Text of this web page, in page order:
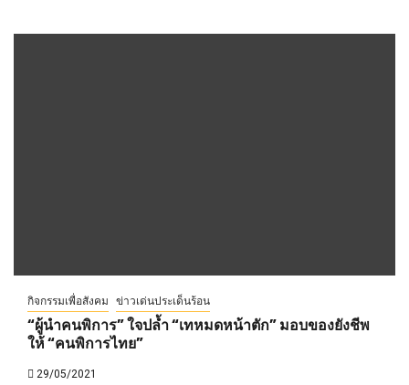
กิจกรรมเพื่อสังคม ข่าวเด่นประเด็นร้อน
“ผู้นำคนพิการ” ใจปล้ำ “เทหมดหน้าตัก” มอบของยังชีพ
ให้ “คนพิการไทย”
29/05/2021